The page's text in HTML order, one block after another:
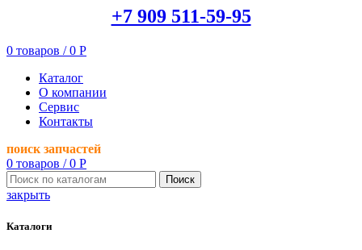
+7 909 511-59-95
0 товаров / 0 Р
Каталог
О компании
Сервис
Контакты
поиск запчастей
0 товаров / 0 Р
Поиск
закрыть
Каталоги